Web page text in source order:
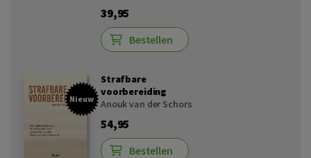
39,95
Bestellen
Nieuw
Strafbare
voorbereiding
Anouk van der Schors
54,95
Bestellen